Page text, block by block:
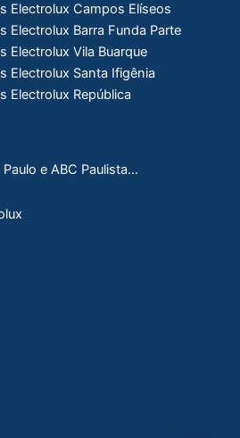
Electrolux Campos Elíseos
Electrolux Barra Funda Parte
Electrolux Vila Buarque
Electrolux Santa Ifigênia
Electrolux República
e ABC Paulista…